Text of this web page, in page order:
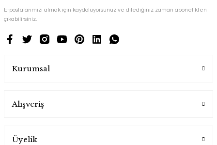
E-postalarımızı almak için kaydoluyorsunuz ve dilediğiniz zaman abonelikten
çıkabilirsiniz.
Kurumsal
Alışveriş
Üyelik